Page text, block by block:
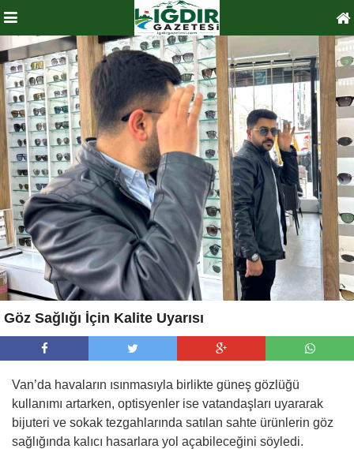
Göz Sağlığı İçin Kalite Uyarısı
Van’da havaların ısınmasıyla birlikte güneş gözlüğü
kullanımı artarken, optisyenler ise vatandaşları uyararak
bijuteri ve sokak tezgahlarında satılan sahte ürünlerin göz
sağlığında kalıcı hasarlara yol açabileceğini söyledi.